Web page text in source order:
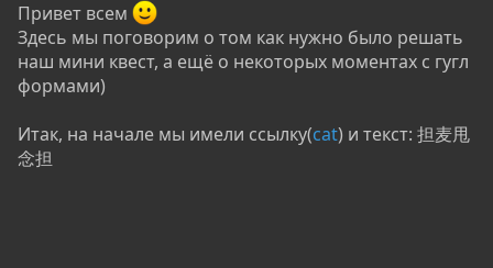
Привет всем
Здесь мы поговорим о том как нужно было решать
наш мини квест, а ещё о некоторых моментах с гугл
формами)
Итак, на начале мы имели ссылку(cat) и текст: 担麦甩
念担